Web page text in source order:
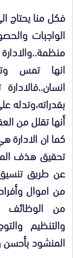
فكل منا يحتاج
الواجبات
انها تمس
بقدراته،وتدله
أنها تقلل من
كما ان
تحقيق هذف
عن طريق
من اموال
من الوظائف
والتنظيم
المنشود